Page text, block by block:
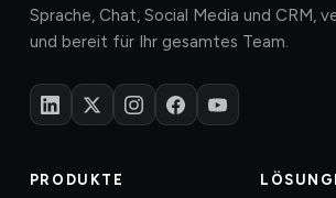
Sprache, Chat, Social Media und CRM,
und bereit für Ihr gesamtes Team.
PRODUKTE